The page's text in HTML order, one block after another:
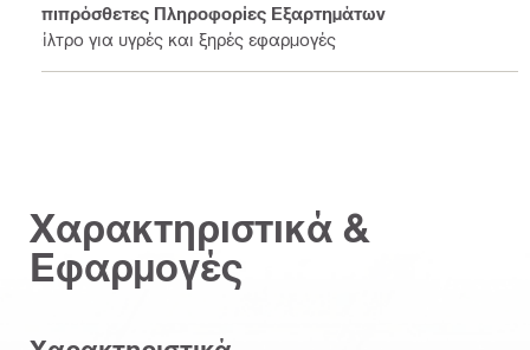
Επιπρόσθετες Πληροφορίες Εξαρτημάτων
Φίλτρο για υγρές και ξηρές εφαρμογές
Χαρακτηριστικά &
Εφαρμογές